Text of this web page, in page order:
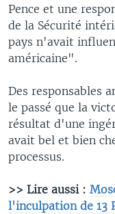
Pence et une
de la Sécurité
pays n'avait
américaine".
Des responsables
le passé que la
résultat d'une
avait bel et bien
processus.
>> Lire aussi :
l'inculpation de 13